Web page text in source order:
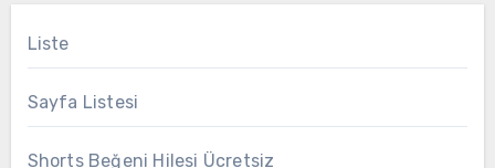
Liste
Sayfa Listesi
Shorts Beğeni Hilesi Ücretsiz